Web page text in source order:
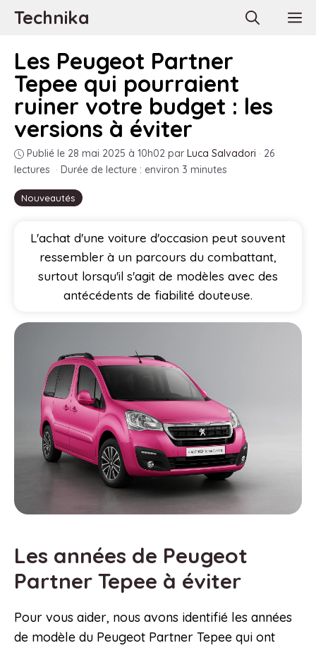
AllerTechnika
Nouveautés
Les Peugeot Partner
Tepee qui pourraient
ruiner votre budget : les
versions à éviter
Publié le 28 mai 2025 à 10h02 par Luca Salvadori · 26
lectures · Durée de lecture : environ 3 minutes
L'achat d'une voiture d'occasion peut souvent
ressembler à un parcours du combattant,
surtout lorsqu'il s'agit de modèles avec des
antécédents de fiabilité douteuse.
Les années de Peugeot
Partner Tepee à éviter
Pour vous aider, nous avons identifié les années
de modèle du Peugeot Partner Tepee qui ont